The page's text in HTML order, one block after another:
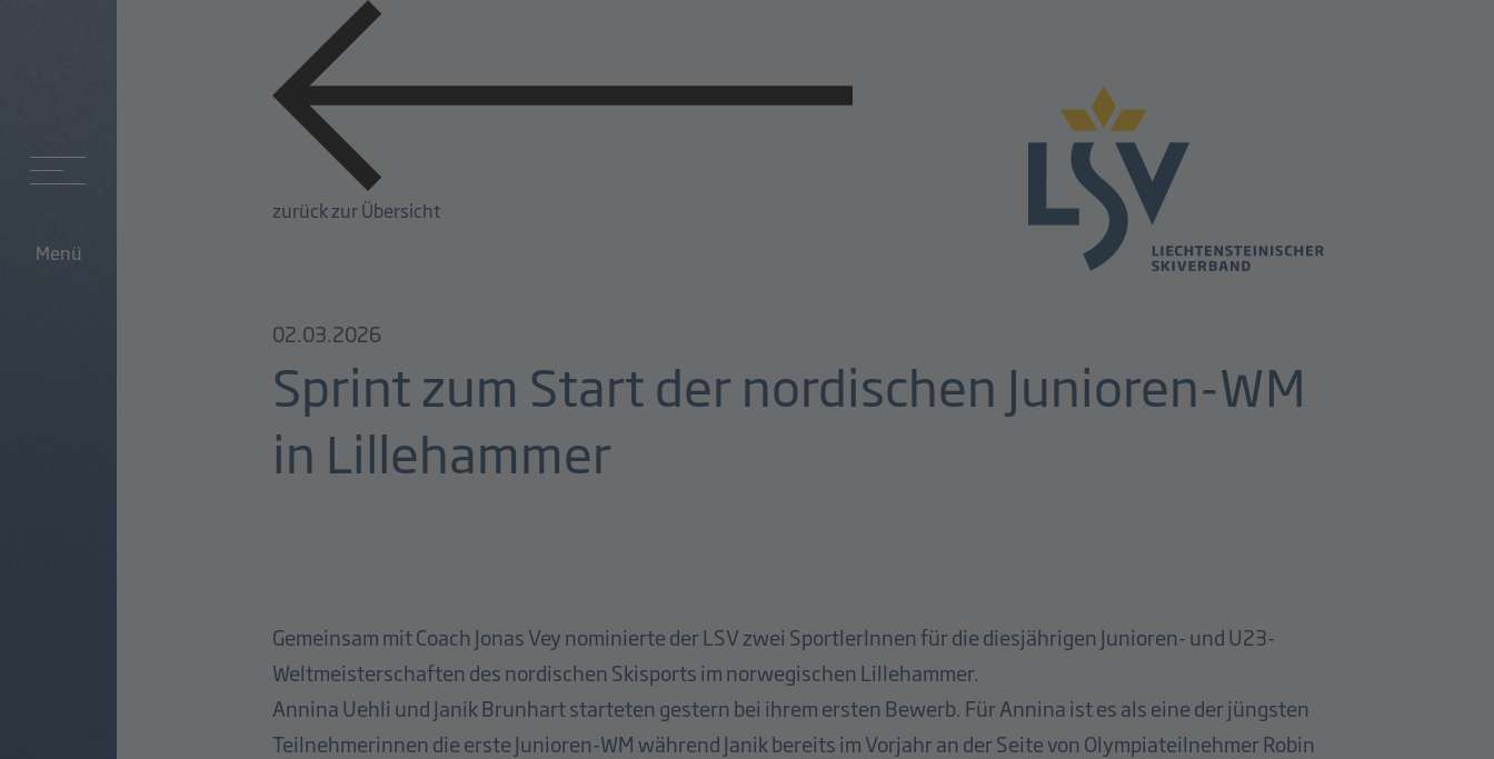
Menü
zurück zur Übersicht
02.03.2026
Sprint zum Start der nordischen Junioren-WM
in Lillehammer
Gemeinsam mit Coach Jonas Vey nominierte der LSV zwei SportlerInnen für die diesjährigen Junioren- und U23-
Weltmeisterschaften des nordischen Skisports im norwegischen Lillehammer.
Annina Uehli und Janik Brunhart starteten gestern bei ihrem ersten Bewerb. Für Annina ist es als eine der jüngsten
Teilnehmerinnen die erste Junioren-WM während Janik bereits im Vorjahr an der Seite von Olympiateilnehmer Robin